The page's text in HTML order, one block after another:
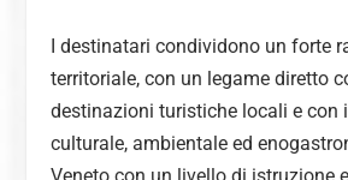
I destinatari condividono un forte
territoriale, con un legame diretto
destinazioni turistiche locali e con
culturale, ambientale ed